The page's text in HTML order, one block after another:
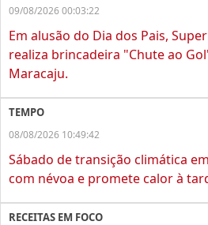
09/08/2026 00:03:22
Em alusão do Dia dos Pais,
realiza brincadeira "Chute ao
Maracaju.
TEMPO
08/08/2026 10:49:42
Sábado de transição climática
com névoa e promete calor à
RECEITAS EM FOCO